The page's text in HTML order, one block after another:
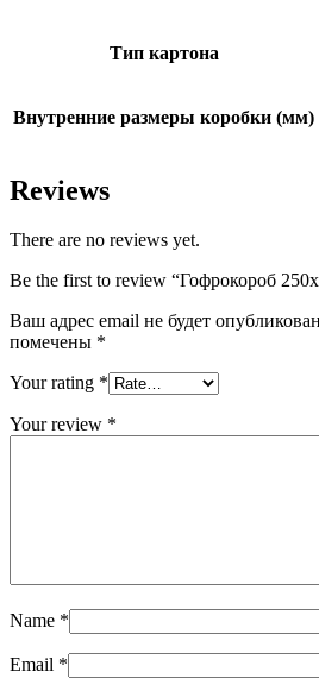
Тип картона
Внутренние размеры коробки (мм)
Reviews
There are no reviews yet.
Be the first to review “Гофрокороб
Ваш адрес email не будет
помечены *
Your rating *
Your review *
Name *
Email *